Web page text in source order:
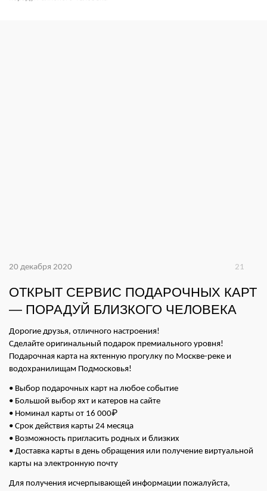
20 декабря 2020 21
ОТКРЫТ СЕРВИС ПОДАРОЧНЫХ КАРТ
— ПОРАДУЙ БЛИЗКОГО ЧЕЛОВЕКА
Дорогие друзья, отличного настроения!
Сделайте оригинальный подарок премиального уровня!
Подарочная карта на яхтенную прогулку по Москве-реке и
водохранилищам Подмосковья!
• Выбор подарочных карт на любое событие
• Большой выбор яхт и катеров на сайте
• Номинал карты от 16 000₽
• Срок действия карты 24 месяца
• Возможность пригласить родных и близких
• Доставка карты в день обращения или получение виртуальной
карты на электронную почту
Для получения исчерпывающей информации пожалуйста,